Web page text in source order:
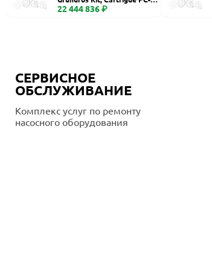
400
22 444 836 ₽
СЕРВИСНОЕ
ОБСЛУЖИВАНИЕ
Комплекс услуг по ремонту
насосного оборудования